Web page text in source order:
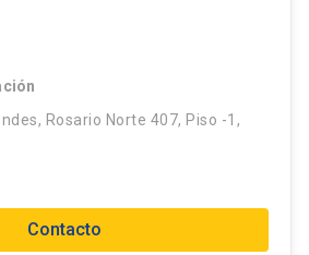
Rosario Norte 407, Piso -1,
Contacto